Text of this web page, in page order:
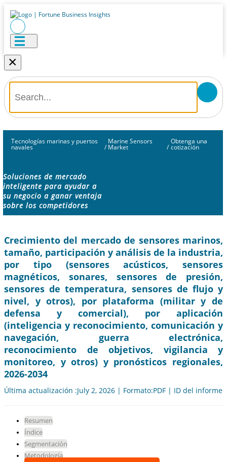
×
Tecnologías marinas y puertos
navales /
Marine Sensors
Market /
Obtenga una
cotización
Soluciones de mercado
inteligente para ayudar a
su negocio a ganar ventaja
sobre los competidores
Crecimiento del mercado de sensores marinos,
tamaño, participación y análisis de la industria,
por tipo (sensores acústicos, sensores
magnéticos, sonares, sensores de presión,
sensores de temperatura, sensores de flujo y
nivel, y otros), por plataforma (militar y de
defensa y comercial), por aplicación
(inteligencia y reconocimiento, comunicación y
navegación, guerra electrónica,
reconocimiento de objetivos, vigilancia y
monitoreo, y otros) y pronósticos regionales,
2026-2034
Última actualización :July 2, 2026 | Formato:PDF | ID del informe:
Resumen
Índice
Segmentación
Metodología